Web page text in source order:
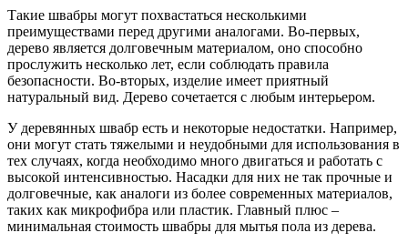
Такие швабры могут похвастаться несколькими
преимуществами перед другими аналогами. Во-первых,
дерево является долговечным материалом, оно способно
прослужить несколько лет, если соблюдать правила
безопасности. Во-вторых, изделие имеет приятный
натуральный вид. Дерево сочетается с любым интерьером.
У деревянных швабр есть и некоторые недостатки. Например,
они могут стать тяжелыми и неудобными для использования в
тех случаях, когда необходимо много двигаться и работать с
высокой интенсивностью. Насадки для них не так прочные и
долговечные, как аналоги из более современных материалов,
таких как микрофибра или пластик. Главный плюс –
минимальная стоимость швабры для мытья пола из дерева.